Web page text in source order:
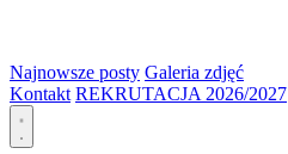
Najnowsze posty Galeria zdjęć
Kontakt REKRUTACJA 2026/2027